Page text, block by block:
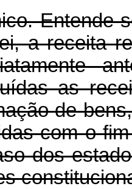
a receita
as
de
com o
dos